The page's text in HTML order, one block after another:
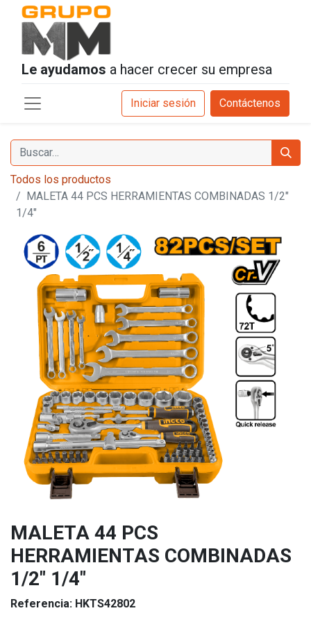
Le ayudamos a hacer crecer su empresa
Iniciar sesión Contáctenos
Todos los productos
MALETA 44 PCS HERRAMIENTAS COMBINADAS 1/2"
1/4"
MALETA 44 PCS
HERRAMIENTAS COMBINADAS
1/2" 1/4"
Referencia: HKTS42802